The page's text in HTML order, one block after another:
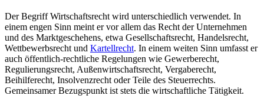
Der Begriff Wirtschaftsrecht wird unterschiedlich verwendet. In
einem engen Sinn meint er vor allem das Recht der Unternehmen
und des Marktgeschehens, etwa Gesellschaftsrecht, Handelsrecht,
Wettbewerbsrecht und Kartellrecht. In einem weiten Sinn umfasst er
auch öffentlich-rechtliche Regelungen wie Gewerberecht,
Regulierungsrecht, Außenwirtschaftsrecht, Vergaberecht,
Beihilferecht, Insolvenzrecht oder Teile des Steuerrechts.
Gemeinsamer Bezugspunkt ist stets die wirtschaftliche Tätigkeit.